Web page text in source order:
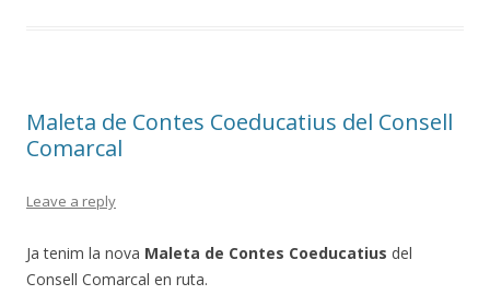
Maleta de Contes Coeducatius del Consell
Comarcal
Leave a reply
Ja tenim la nova Maleta de Contes Coeducatius del
Consell Comarcal en ruta.